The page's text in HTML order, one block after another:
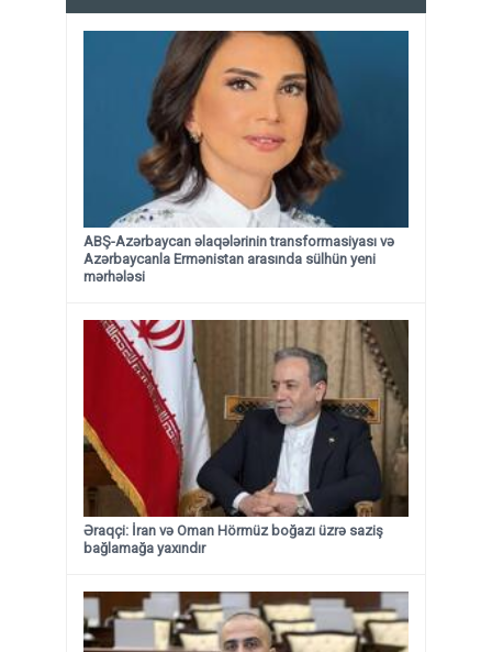
ABŞ-Azərbaycan əlaqələrinin transformasiyası və
Azərbaycanla Ermənistan arasında sülhün yeni
mərhələsi
Əraqçi: İran və Oman Hörmüz boğazı üzrə saziş
bağlamağa yaxındır